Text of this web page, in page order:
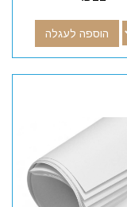
הוספה לעגלה